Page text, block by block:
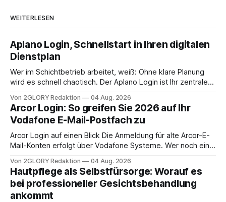
WEITERLESEN
Aplano Login, Schnellstart in Ihren digitalen
Dienstplan
Wer im Schichtbetrieb arbeitet, weiß: Ohne klare Planung
wird es schnell chaotisch. Der Aplano Login ist Ihr zentraler
abwesenheiten und die gesamte kommunikation rund um
Ihr personal digital zu organisieren. In diesem Leitfaden
erfahren Sie alles, was Sie für einen reibungslosen Einstieg
brauchen, von der Registrierung
Von 2GLORY Redaktion 04 Aug. 2026
Arcor Login: So greifen Sie 2026 auf Ihr
Vodafone E-Mail-Postfach zu
Arcor Login auf einen Blick Die Anmeldung für alte Arcor-E-
Mail-Konten erfolgt über Vodafone Systeme. Wer noch eine
besitzt, loggt sich heute über das Vodafone E-Mail & Cloud
Portal ein. Der klassische Arcor Login über mail.
Von 2GLORY Redaktion 04 Aug. 2026
Hautpflege als Selbstfürsorge: Worauf es
bei professioneller Gesichtsbehandlung
ankommt